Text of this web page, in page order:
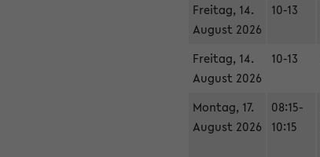
Freitag, 14.
August 2026
10-13
Freitag, 14.
August 2026
10-13
Montag, 17.
August 2026
08:15-
10:15